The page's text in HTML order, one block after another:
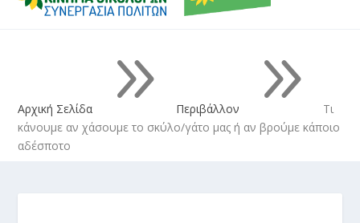
Αρχική Σελίδα 9 Περιβάλλον 9
Τι
κάνουμε αν χάσουμε το σκύλο/γάτο μας ή αν βρούμε κάποιο
αδέσποτο